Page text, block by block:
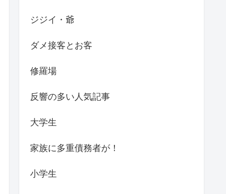
ジジイ・爺
ダメ接客とお客
修羅場
反響の多い人気記事
大学生
家族に多重債務者が！
小学生